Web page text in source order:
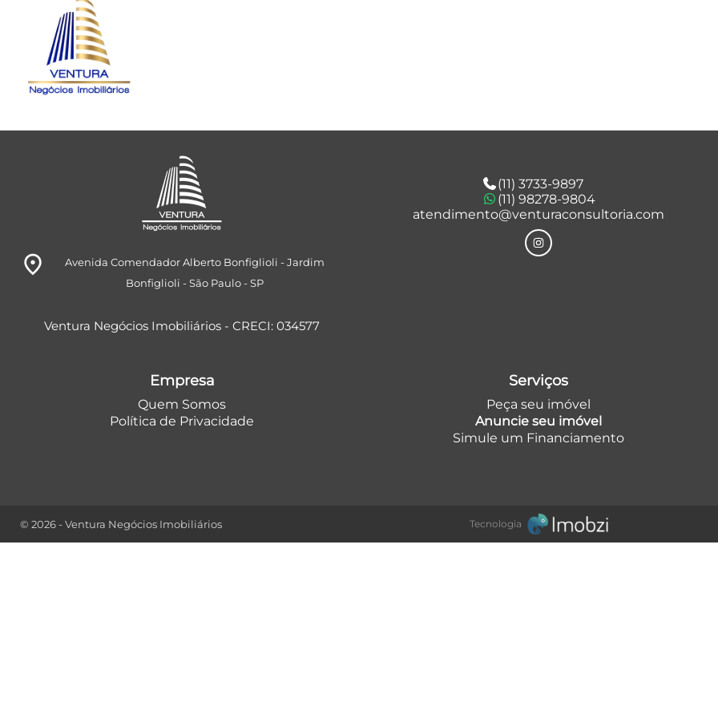
room Avenida Comendador Alberto Bonfiglioli - Jardim
Bonfiglioli - São Paulo- SP
Ventura Negócios Imobiliários - CRECI: 034577
(11) 3733-9897
(11) 98278-9804
atendimento@venturaconsultoria.com
Empresa
Quem Somos
Política de Privacidade
Serviços
Peça seu imóvel
Anuncie seu imóvel
Simule um Financiamento
© 2026 - Ventura Negócios Imobiliários Tecnologia